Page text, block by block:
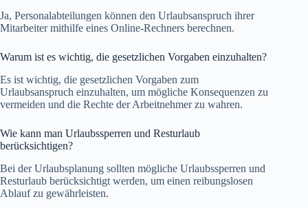
Ja, Personalabteilungen können den Urlaubsanspruch ihrer
Mitarbeiter mithilfe eines Online-Rechners berechnen.
Warum ist es wichtig, die gesetzlichen Vorgaben einzuhalten?
Es ist wichtig, die gesetzlichen Vorgaben zum
Urlaubsanspruch einzuhalten, um mögliche Konsequenzen zu
vermeiden und die Rechte der Arbeitnehmer zu wahren.
Wie kann man Urlaubssperren und Resturlaub
berücksichtigen?
Bei der Urlaubsplanung sollten mögliche Urlaubssperren und
Resturlaub berücksichtigt werden, um einen reibungslosen
Ablauf zu gewährleisten.